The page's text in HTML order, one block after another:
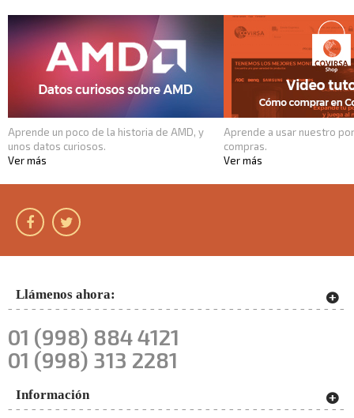
Aprende un poco de la historia de AMD, y
unos datos curiosos.
Ver más
Aprende a usar nuestro
compras.
Ver más
Llámenos ahora:
01 (998) 884 4121
01 (998) 313 2281
Información